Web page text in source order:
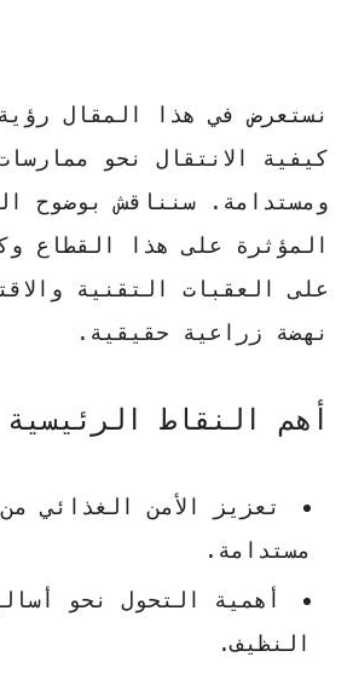
نستعرض في هذا المقال
كيفية الانتقال نحو
ومستدامة. سنناقش بوضوح
المؤثرة على هذا القطاع
على العقبات التقنية
نهضة زراعية حقيقية.
أهم النقاط الرئيسية
تعزيز الأمن الغذائي
مستدامة.
أهمية التحول نحو
النظيف.